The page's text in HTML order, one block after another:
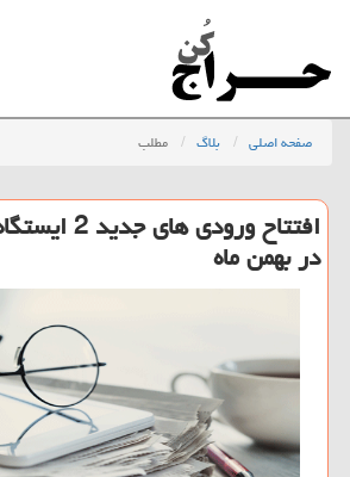
صفحه اصلی بلاگ مطلب
در بهمن ماه